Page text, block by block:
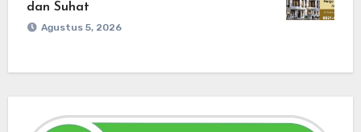
dan Suhat
Agustus 5, 2026